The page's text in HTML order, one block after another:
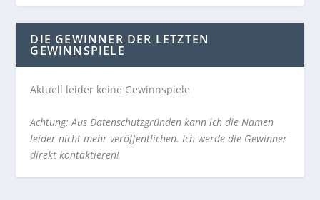
DIE GEWINNER DER LETZTEN
GEWINNSPIELE
Aktuell leider keine Gewinnspiele
Achtung: Aus Datenschutzgründen kann ich die Namen
leider nicht mehr veröffentlichen. Ich werde die Gewinner
direkt kontaktieren!